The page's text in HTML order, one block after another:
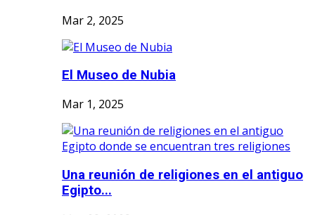
Mar 2, 2025
El Museo de Nubia
Mar 1, 2025
Una reunión de religiones en el antiguo
Egipto...